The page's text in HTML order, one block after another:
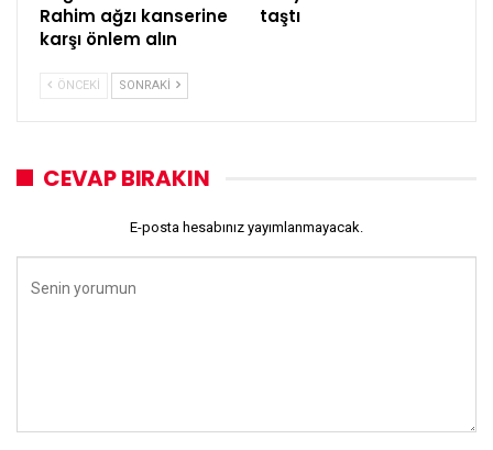
Rahim ağzı kanserine
karşı önlem alın
taştı
ÖNCEKI SONRAKI
CEVAP BIRAKIN
E-posta hesabınız yayımlanmayacak.